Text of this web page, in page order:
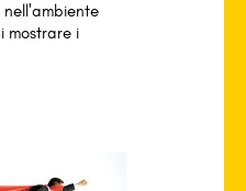
mostrare i